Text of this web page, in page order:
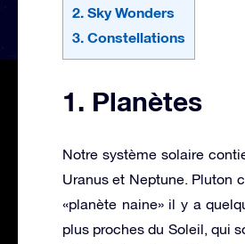
2. Sky Wonders
3. Constellations
1. Planètes
Notre système solaire
Uranus et Neptune. Pluton
«planète naine» il y a
plus proches du Soleil, qui